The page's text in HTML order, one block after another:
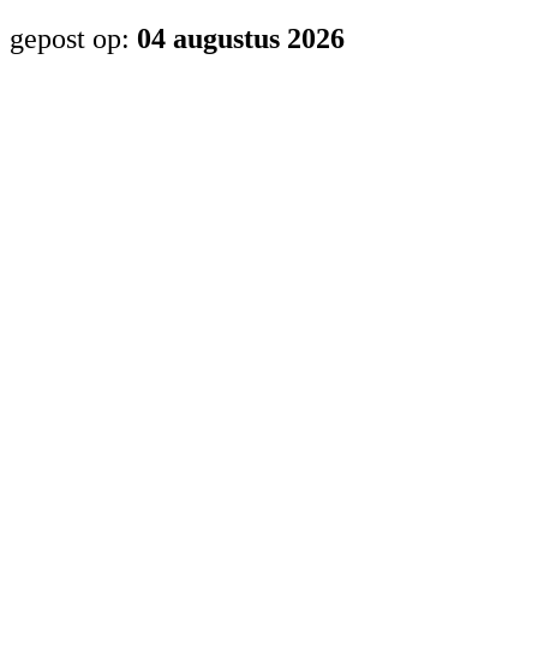
gepost op: 04 augustus 2026